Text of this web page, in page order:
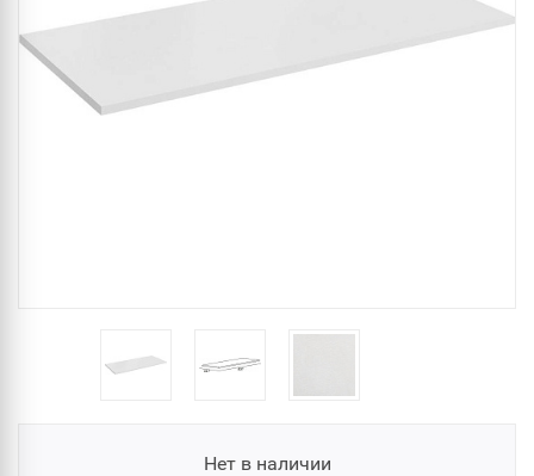
Нет в наличии